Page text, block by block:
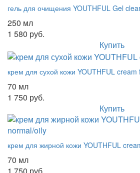
гель для очищения YOUTHFUL Gel
250 мл
1 580 руб.
Купить
крем для сухой кожи YOUTHFUL
70 мл
1 750 руб.
Купить
крем для жирной кожи YOUTHFUL
70 мл
1 750 руб.